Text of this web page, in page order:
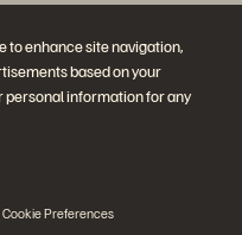
to enhance site navigation,
based on your
personal information for any
Cookie Preferences
oficiales de Everpure
derechos reservados.
LegalCentro de confianza